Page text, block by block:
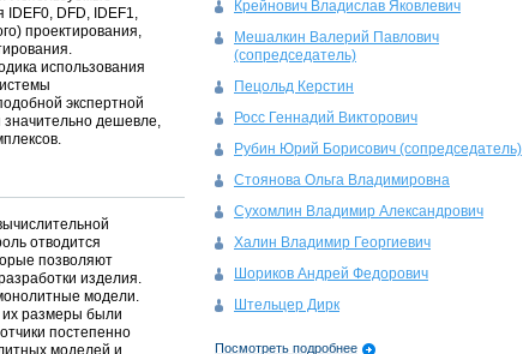
DFD, IDEF1,
проектирования,
использования
экспертной
дешевле,
отводится
позволяют
изделия.
модели.
их размеры были
постепенно
моделей и
Крейнович Владислав Яковлевич
Мешалкин Валерий Павлович
(сопредседатель)
Пецольд Керстин
Росс Геннадий Викторович
Рубин Юрий Борисович (сопредседатель)
Стоянова Ольга Владимировна
Сухомлин Владимир Александрович
Халин Владимир Георгиевич
Шориков Андрей Федорович
Штельцер Дирк
Посмотреть подробнее